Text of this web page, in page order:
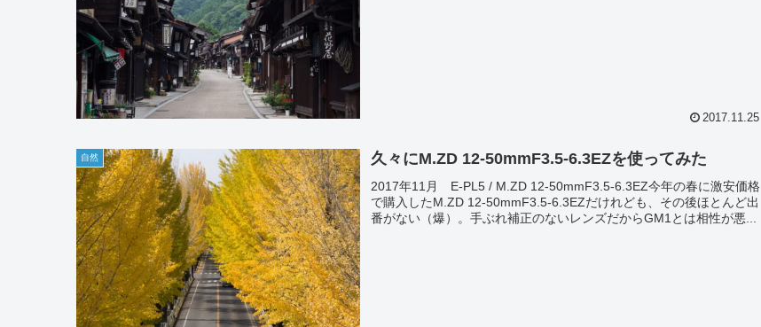
2017.11.25
自然 久々にM.ZD 12-50mmF3.5-6.3EZを使ってみた
2017年11月 E-PL5 / M.ZD 12-50mmF3.5-6.3EZ今年の春に激安価格
で購入したM.ZD 12-50mmF3.5-6.3EZだけれども、その後ほとんど出
番がない（爆）。手ぶれ補正のないレンズだからGM1とは相性が悪...